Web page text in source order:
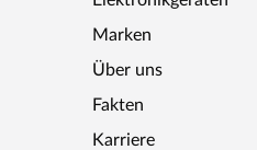
Marken
Über uns
Fakten
Karriere